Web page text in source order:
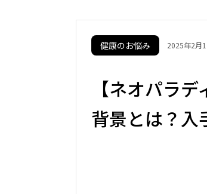
健康のお悩み 2025年2月
【ネオパラ
背景とは？入